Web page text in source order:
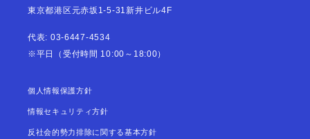
4534）までお申し出ください。
かっこ株式会社個人情報保護管理者 取締
〒107-0051 東京都港区元赤坂1-5-31 新井
ビル4階
東京都港区元赤坂1-5-31新井ビル4F
代表: 03-6447-4534
※平日（受付時間 10:00～18:00）
個人情報保護方針
情報セキュリティ方針
反社会的勢力排除に関する基本方針